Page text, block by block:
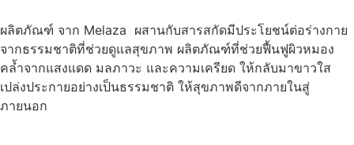
ผลิตภัณฑ์ จาก Melaza ผสานกับสารสกัดมีประโยชน์ต่อร่างกาย
จากธรรมชาติที่ช่วยดูแลสุขภาพ ผลิตภัณฑ์ที่ช่วยฟื้นฟูผิวหมอง
คล้ำจากแสงแดด มลภาวะ และความเครียด ให้กลับมาขาวใส
เปล่งประกายอย่างเป็นธรรมชาติ ให้สุขภาพดีจากภายในสู่
ภายนอก